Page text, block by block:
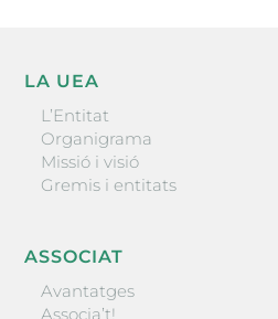
LA UEA
L’Entitat
Organigrama
Missió i visió
Gremis i entitats
ASSOCIAT
Avantatges
Associa’t!